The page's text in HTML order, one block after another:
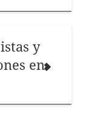
y
en